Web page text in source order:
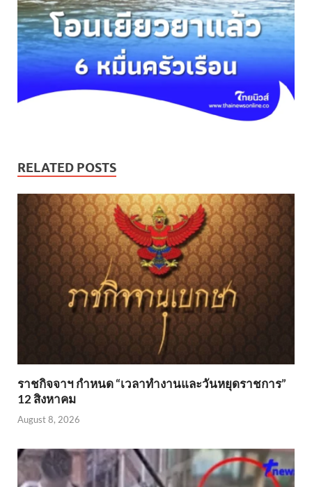
RELATED POSTS
ราชกิจจาฯ กำหนด “เวลาทำงานและวันหยุดราชการ”
12 สิงหาคม
August 8, 2026